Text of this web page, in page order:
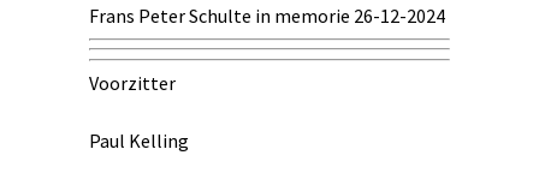
Frans Peter Schulte in memorie 26-12-2024
Voorzitter
Paul Kelling